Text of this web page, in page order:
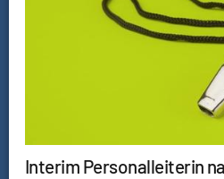
Interim Personalleiterin